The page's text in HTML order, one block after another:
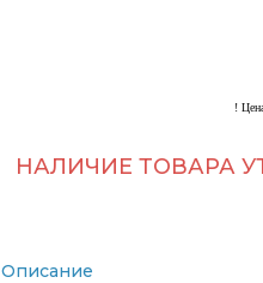
!
НАЛИЧИЕ ТОВАРА
Описание